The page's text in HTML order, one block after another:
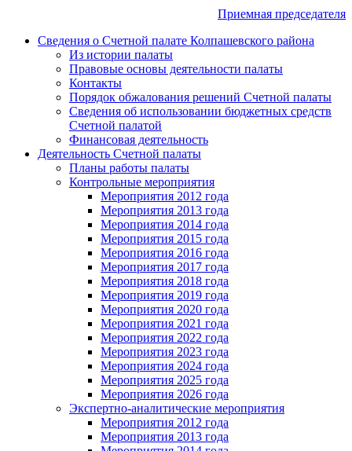
Приемная председателя
Сведения о Счетной палате Колпашевского района
Из истории палаты
Правовые основы деятельности палаты
Контакты
Порядок обжалования решений Счетной палаты
Сведения об использовании бюджетных средств
Счетной палатой
Финансовая деятельность
Деятельность Счетной палаты
Планы работы палаты
Контрольные мероприятия
Мероприятия 2012 года
Мероприятия 2013 года
Мероприятия 2014 года
Мероприятия 2015 года
Мероприятия 2016 года
Мероприятия 2017 года
Мероприятия 2018 года
Мероприятия 2019 года
Мероприятия 2020 года
Мероприятия 2021 года
Мероприятия 2022 года
Мероприятия 2023 года
Мероприятия 2024 года
Мероприятия 2025 года
Мероприятия 2026 года
Экспертно-аналитические мероприятия
Мероприятия 2012 года
Мероприятия 2013 года